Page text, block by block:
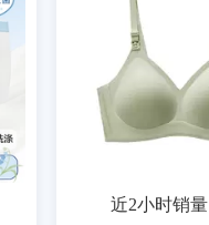
近2小时销量